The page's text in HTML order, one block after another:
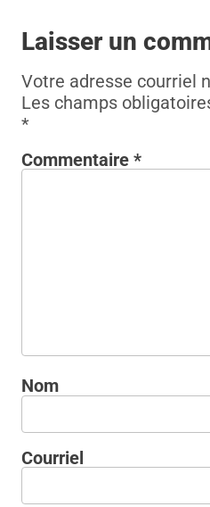
Laisser un
Votre adresse courriel
Les champs
*
Commentaire *
Nom
Courriel